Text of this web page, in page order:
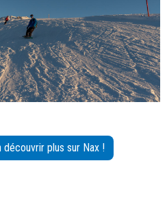
découvrir plus sur Nax !